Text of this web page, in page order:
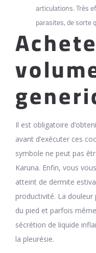
articulations. Très
parasites, de sorte
Il est obligatoire
avant d’exécuter ces
symbole ne peut pas
Karuna. Enfin, vous
atteint de dermite
productivité. La douleur
du pied et parfois
sécrétion de liquide
la pleurésie.